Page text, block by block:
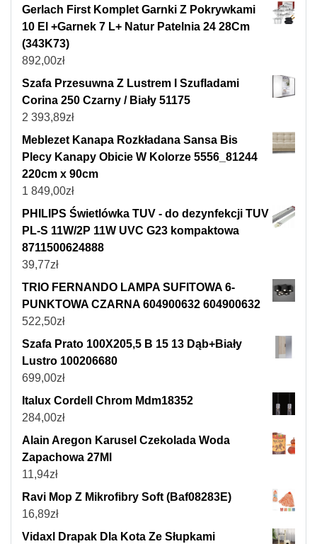
Gerlach First Komplet Garnki Z Pokrywkami
10 El +Garnek 7 L+ Natur Patelnia 24 28Cm
(343K73)
892,00zł
Szafa Przesuwna Z Lustrem I Szufladami
Corina 250 Czarny / Biały 51175
2 393,89zł
Meblezet Kanapa Rozkładana Sansa Bis
Plecy Kanapy Obicie W Kolorze 5556_81244
220cm x 90cm
1 849,00zł
PHILIPS Świetlówka TUV - do dezynfekcji TUV
PL-S 11W/2P 11W UVC G23 kompaktowa
8711500624888
39,77zł
TRIO FERNANDO LAMPA SUFITOWA 6-
PUNKTOWA CZARNA 604900632 604900632
522,50zł
Szafa Prato 100X205,5 B 15 13 Dąb+Biały
Lustro 100206680
699,00zł
Italux Cordell Chrom Mdm18352
284,00zł
Alain Aregon Karusel Czekolada Woda
Zapachowa 27Ml
11,94zł
Ravi Mop Z Mikrofibry Soft (Baf08283E)
16,89zł
Vidaxl Drapak Dla Kota Ze Słupkami